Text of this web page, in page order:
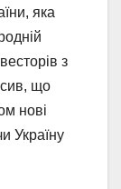
яка
з
що
нові
Україну